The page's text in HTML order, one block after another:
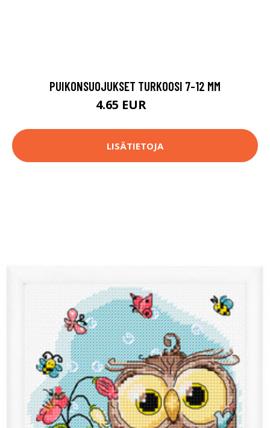
PUIKONSUOJUKSET TURKOOSI 7-12 MM
4.65 EUR
LISÄTIETOJA